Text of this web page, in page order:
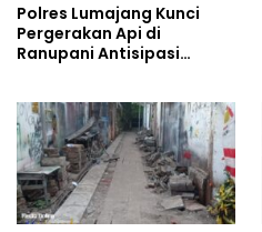
Polres Lumajang Kunci
Pergerakan Api di
Ranupani Antisipasi